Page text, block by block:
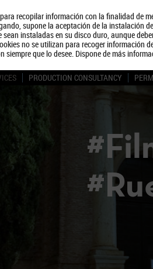
recopilar información con la finalidad de
supone la aceptación de la instalación
instaladas en su disco duro, aunque
no se utilizan para recoger información
que lo desee. Dispone de más
PRODUCTION CONSULTANCY